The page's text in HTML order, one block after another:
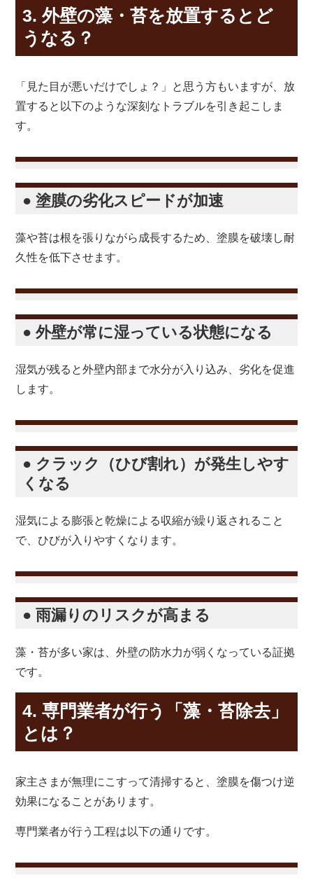
3. 外壁の藻・苔を放置するとど
うなる？
「見た目が悪いだけでしょ？」と思う方もいますが、放
置すると以下のような深刻なトラブルを引き起こしま
す。
● 塗膜の劣化スピードが加速
藻や苔は根を張りながら成長するため、塗膜を破壊し耐
久性を低下させます。
● 外壁が常に湿っている状態になる
湿気が残ると外壁内部まで水分が入り込み、劣化を促進
します。
● クラック（ひび割れ）が発生しやす
くなる
湿気による膨張と乾燥による収縮が繰り返されること
で、ひびが入りやすくなります。
● 雨漏りのリスクが高まる
藻・苔が多い家は、外壁の防水力が弱くなっている証拠
です。
4. 専門業者が行う「藻・苔除去」
とは？
家主さまが無理にこすって清掃すると、塗膜を傷つけ逆
効果になることがあります。
専門業者が行う工程は以下の通りです。